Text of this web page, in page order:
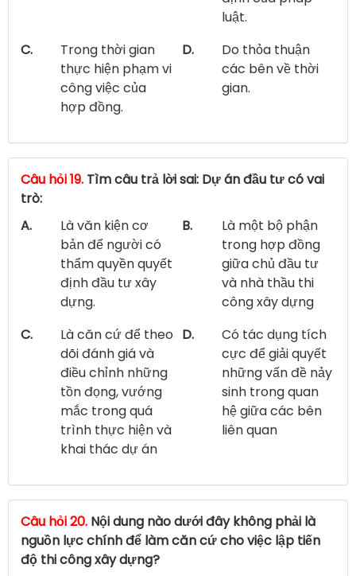
luật.
C.
Trong thời gian
thực hiện phạm vi
công việc của
hợp đồng.
D.
Do thỏa thuận
các bên về thời
gian.
Câu hỏi 19. Tìm câu trả lời sai: Dự án đầu tư có vai
trò:
A.
Là văn kiện cơ
bản để người có
thẩm quyền quyết
định đầu tư xây
dựng.
B.
Là một bộ phận
trong hợp đồng
giữa chủ đầu tư
và nhà thầu thi
công xây dựng
C.
Là căn cứ để theo
dõi đánh giá và
điều chỉnh những
tồn đọng, vướng
mắc trong quá
trình thực hiện và
khai thác dự án
D.
Có tác dụng tích
cực để giải quyết
những vấn đề nảy
sinh trong quan
hệ giữa các bên
liên quan
Câu hỏi 20. Nội dung nào dưới đây không phải là
nguồn lực chính để làm căn cứ cho việc lập tiến
độ thi công xây dựng?